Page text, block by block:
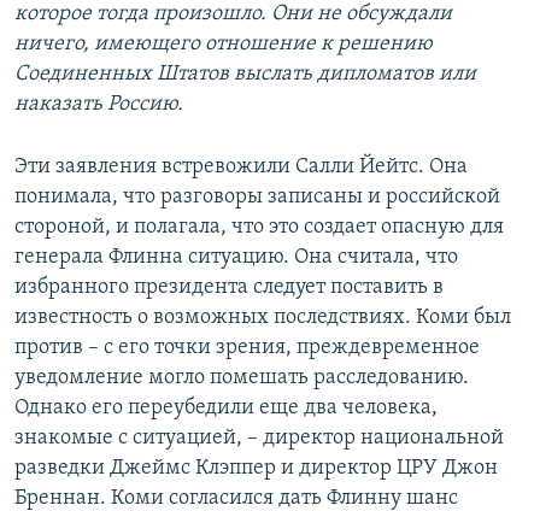
которое тогда произошло. Они не обсуждали
ничего, имеющего отношение к решению
Соединенных Штатов выслать дипломатов или
наказать Россию.
Эти заявления встревожили Салли Йейтс. Она
понимала, что разговоры записаны и российской
стороной, и полагала, что это создает опасную для
генерала Флинна ситуацию. Она считала, что
избранного президента следует поставить в
известность о возможных последствиях. Коми был
против – с его точки зрения, преждевременное
уведомление могло помешать расследованию.
Однако его переубедили еще два человека,
знакомые с ситуацией, – директор национальной
разведки Джеймс Клэппер и директор ЦРУ Джон
Бреннан. Коми согласился дать Флинну шанс